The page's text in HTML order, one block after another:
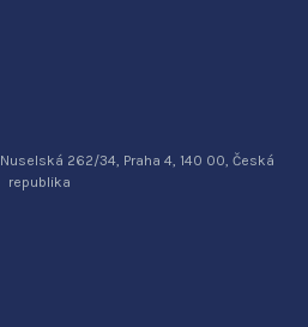
262/34, Praha 4, 140 00, Česká
republika